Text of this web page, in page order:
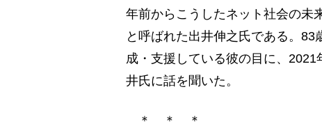
年前からこうしたネット社会の未
と呼ばれた出井伸之氏である。
成・支援している彼の目に、
井氏に話を聞いた。
＊ ＊ ＊